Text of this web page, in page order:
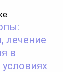
лечение
в